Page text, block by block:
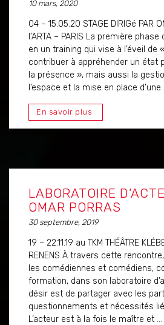
10 mars, 2020
04 – 15.05.20 STAGE DIRIGé PAR
l’ARTA – PARIS La première
en un training qui vise à l’éveil de
contribuer à appréhender un état
la présence », mais aussi la
l’espace et la mise en place d’une
En savoir plus
LABORATOIRE
OMAR PORRAS
30 septembre, 2019
19 – 22.11.19 au TKM THÉÂTRE
RENENS À travers cette
les comédiennes et comédiens,
formation, dans son laboratoire
désir est de partager avec les
questionnements et nécessités
L’acteur est à la fois le maître et …